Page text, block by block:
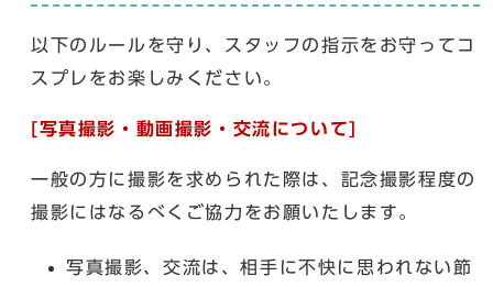
以下のルールを守り、スタッフの指示をお守ってコ
スプレをお楽しみください。
[写真撮影・動画撮影・交流について]
一般の方に撮影を求められた際は、記念撮影程度の
撮影にはなるべくご協力をお願いたします。
写真撮影、交流は、相手に不快に思われない節